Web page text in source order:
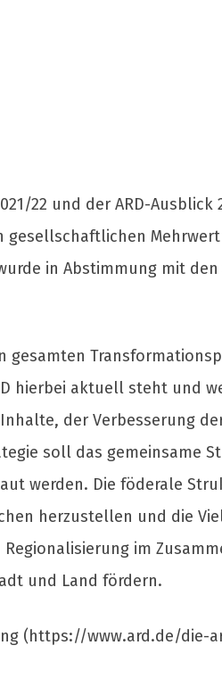
22 und der ARD-Ausblick
Mehrwert
in Abstimmung mit
gesamten
hierbei aktuell steht und
der Verbesserung
soll das gemeinsame
werden. Die föderale
herzustellen und die
im
und Land fördern.
(https://www.ard.de/die-